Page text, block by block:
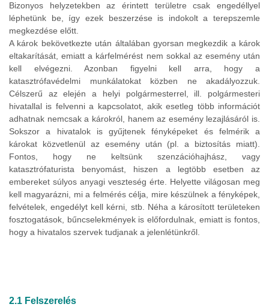
Bizonyos helyzetekben az érintett területre csak engedéllyel
léphetünk be, így ezek beszerzése is indokolt a terepszemle
megkezdése előtt.
A károk bekövetkezte után általában gyorsan megkezdik a károk
eltakarítását, emiatt a kárfelmérést nem sokkal az esemény után
kell elvégezni. Azonban figyelni kell arra, hogy a
katasztrófavédelmi munkálatokat közben ne akadályozzuk.
Célszerű az elején a helyi polgármesterrel, ill. polgármesteri
hivatallal is felvenni a kapcsolatot, akik esetleg több információt
adhatnak nemcsak a károkról, hanem az esemény lezajlásáról is.
Sokszor a hivatalok is gyűjtenek fényképeket és felmérik a
károkat közvetlenül az esemény után (pl. a biztosítás miatt).
Fontos, hogy ne keltsünk szenzációhajhász, vagy
katasztrófaturista benyomást, hiszen a legtöbb esetben az
embereket súlyos anyagi veszteség érte. Helyette világosan meg
kell magyarázni, mi a felmérés célja, mire készülnek a fényképek,
felvételek, engedélyt kell kérni, stb. Néha a károsított területeken
fosztogatások, bűncselekmények is előfordulnak, emiatt is fontos,
hogy a hivatalos szervek tudjanak a jelenlétünkről.
2.1 Felszerelés